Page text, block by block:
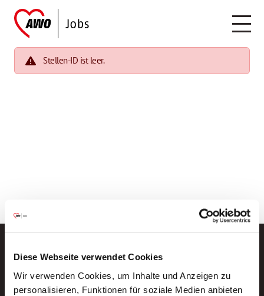
Diese Webseite verwendet Cookies
Wir verwenden Cookies, um Inhalte und Anzeigen zu
personalisieren, Funktionen für soziale Medien anbieten
Stellen-ID ist leer.
Neue Stellen per E-Mail.